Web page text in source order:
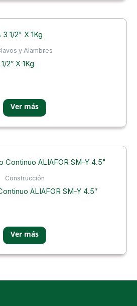
y Alambres
2″ X 1Kg
Construcción
ALIAFOR SM-Y 4.5″